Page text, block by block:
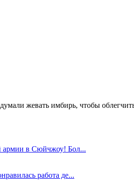
жевать имбирь, чтобы
армии в Сюйчжоу! Бол...
работа де...